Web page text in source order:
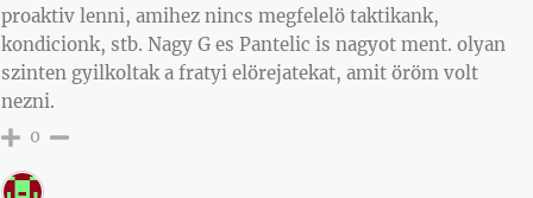
proaktiv lenni, amihez nincs megfelelö taktikank,
kondicionk, stb. Nagy G es Pantelic is nagyot ment. olyan
szinten gyilkoltak a fratyi elörejatekat, amit öröm volt
nezni.
0